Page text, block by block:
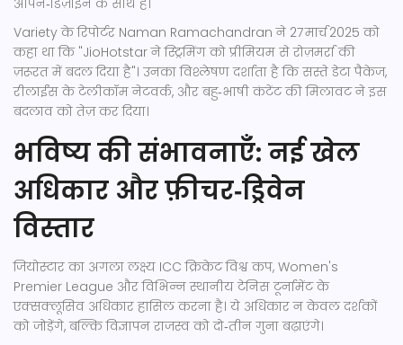
ओपन‑डिज़ाइन के साथ है।
Variety के रिपोर्टर Naman Ramachandran ने 27 मार्च 2025 को
कहा था कि "JioHotstar ने स्ट्रिमिंग को प्रीमियम से रोज़मर्रा की
ज़रूरत में बदल दिया है"। उनका विश्लेषण दर्शाता है कि सस्ते डेटा पैकेज,
रीलाईंस के टेलीकॉम नेटवर्क, और बहु‑भाषी कंटेंट की मिलावट ने इस
बदलाव को तेज़ कर दिया।
भविष्य की संभावनाएँ: नई खेल
अधिकार और फ़ीचर‑ड्रिवेन
विस्तार
जियोस्टार का अगला लक्ष्य ICC क्रिकेट विश्व कप, Women's
Premier League और विभिन्न स्थानीय टेनिस टूर्नामेंट के
एक्सक्लूसिव अधिकार हासिल करना है। ये अधिकार न केवल दर्शकों
को जोड़ेंगे, बल्कि विज्ञापन राजस्व को दो‑तीन गुना बढ़ाएंगे।